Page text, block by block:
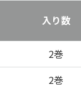
入り数
2巻
2巻